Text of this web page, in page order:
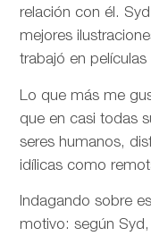
relación con él.
mejores
trabajó en
Lo que más me
que en casi todas
seres humanos,
idílicas como
Indagando sobre
motivo: según